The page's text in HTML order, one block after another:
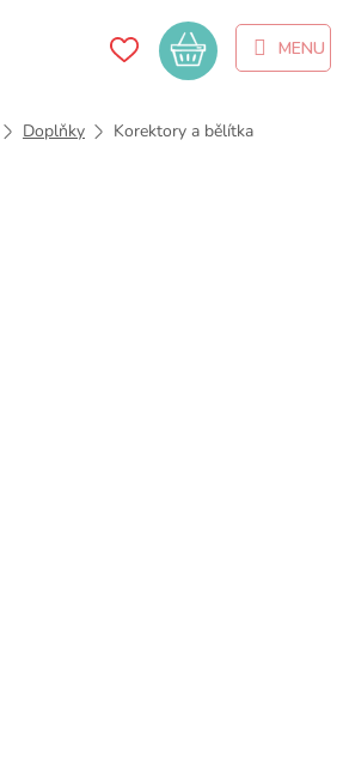
Nákupní
košík
Doplňky Korektory a bělítka